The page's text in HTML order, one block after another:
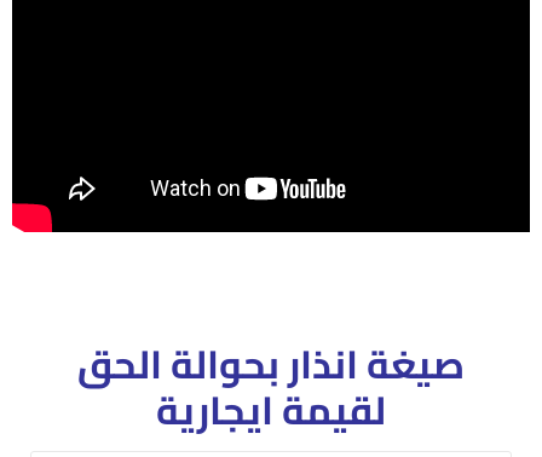
صيغة انذار بحوالة الحق
لقيمة ايجارية